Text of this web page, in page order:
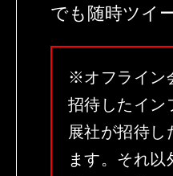
でも随時ツイ
※オフライン
招待したイン
展社が招待し
ます。それ